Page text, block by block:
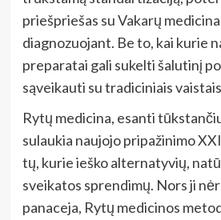
priešpriešas su Vakarų
diagnozuojant. Be to, kai kurie
preparatai gali sukelti šalutinį
sąveikauti su tradiciniais
Rytų medicina, esanti
sulaukia naujojo pripažinimo
tų, kurie ieško alternatyvių,
sveikatos sprendimų. Nors ji
panaceja, Rytų medicinos